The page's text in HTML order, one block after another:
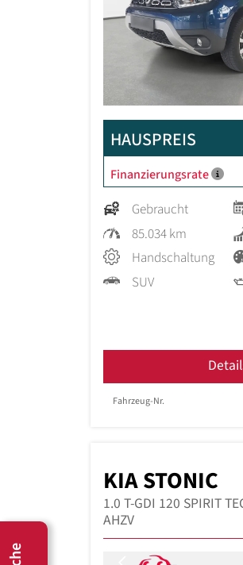
HAUSPREIS
Finanzierungsrate
Gebraucht
85.034 km
Handschaltung
SUV
Fahrzeug-Nr.
KIA STONIC
1.0 T-GDI 120 SPIRIT
AHZV